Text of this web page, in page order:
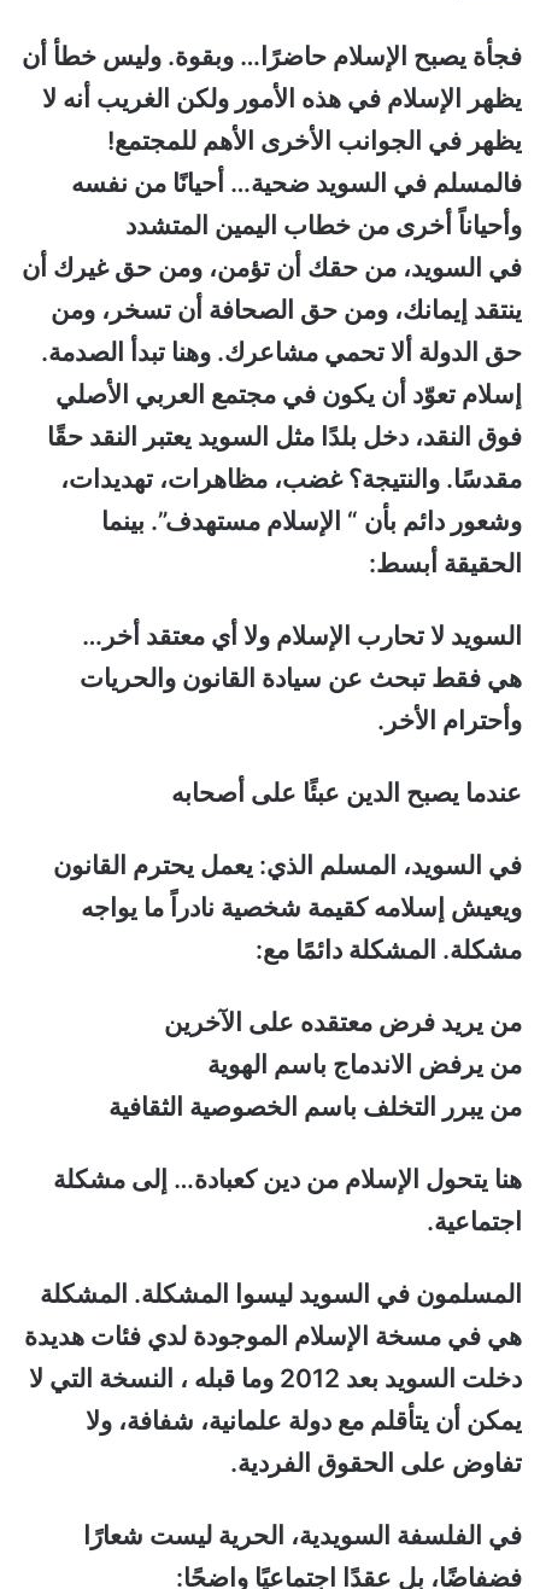
فجأة يصبح الإسلام حاضرًا… وبقوة. وليس خطأ أن
يظهر الإسلام في هذه الأمور ولكن الغريب أنه لا
يظهر في الجوانب الأخرى الأهم للمجتمع!
فالمسلم في السويد ضحية… أحيانًا من نفسه
وأحياناً أخرى من خطاب اليمين المتشدد
في السويد، من حقك أن تؤمن، ومن حق غيرك أن
ينتقد إيمانك، ومن حق الصحافة أن تسخر، ومن
حق الدولة ألا تحمي مشاعرك. وهنا تبدأ الصدمة.
إسلام تعوّد أن يكون في مجتمع العربي الأصلي
فوق النقد، دخل بلدًا مثل السويد يعتبر النقد حقًا
مقدسًا. والنتيجة؟ غضب، مظاهرات، تهديدات،
وشعور دائم بأن “ الإسلام مستهدف”. بينما
الحقيقة أبسط:
السويد لا تحارب الإسلام ولا أي معتقد أخر…
هي فقط تبحث عن سيادة القانون والحريات
وأحترام الأخر.
عندما يصبح الدين عبئًا على أصحابه
في السويد، المسلم الذي: يعمل يحترم القانون
ويعيش إسلامه كقيمة شخصية نادراً ما يواجه
مشكلة. المشكلة دائمًا مع:
من يريد فرض معتقده على الآخرين
من يرفض الاندماج باسم الهوية
من يبرر التخلف باسم الخصوصية الثقافية
هنا يتحول الإسلام من دين كعبادة… إلى مشكلة
اجتماعية.
المسلمون في السويد ليسوا المشكلة. المشكلة
هي في مسخة الإسلام الموجودة لدي فئات هديدة
دخلت السويد بعد 2012 وما قبله ، النسخة التي لا
يمكن أن يتأقلم مع دولة علمانية، شفافة، ولا
تفاوض على الحقوق الفردية.
في الفلسفة السويدية، الحرية ليست شعارًا
فضفاضًا، بل عقدًا اجتماعيًا واضحًا: